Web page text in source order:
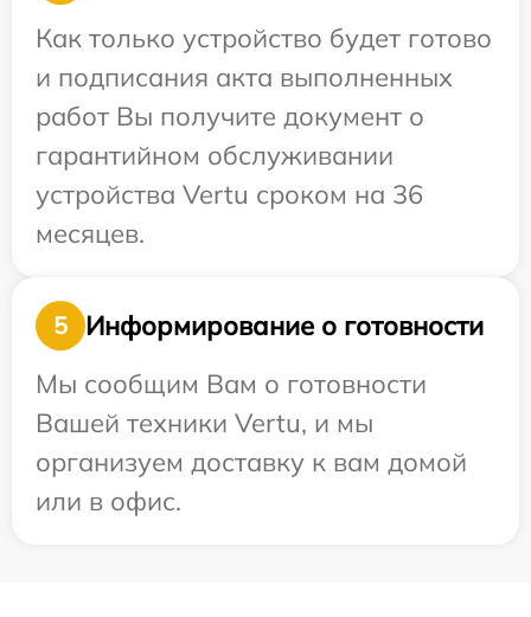
Как только устройство будет готово
и подписания акта выполненных
работ Вы получите документ о
гарантийном обслуживании
устройства Vertu сроком на 36
месяцев.
5
Информирование о готовности
Мы сообщим Вам о готовности
Вашей техники Vertu, и мы
организуем доставку к вам домой
или в офис.